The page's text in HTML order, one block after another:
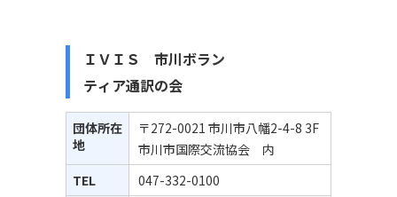
ＩＶＩＳ 市川ボラン
ティア通訳の会
団体所在
地
〒272-0021 市川市八幡2-4-8 3F
市川市国際交流協会 内
TEL
047-332-0100